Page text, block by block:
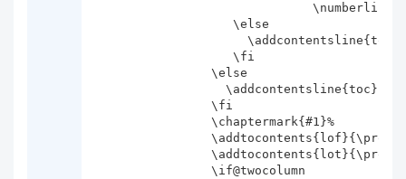
                              \numberline{\thechapter\thechapterend}#1}%
                   \else
                     \addcontentsline{toc}{chapter}{#1}%
                   \fi
                \else
                  \addcontentsline{toc}{chapter}{#1}%
                \fi
                \chaptermark{#1}%
                \addtocontents{lof}{\protect\addvspace{10\p@}}%
                \addtocontents{lot}{\protect\addvspace{10\p@}}%
                \if@twocolumn